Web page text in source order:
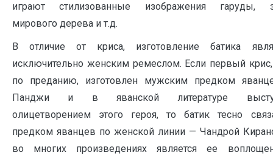
играют стилизованные изображения гаруды,
мирового дерева и т.д.
В отличие от криса, изготовление батика
исключительно женским ремеслом. Если первый
по преданию, изготовлен мужским предком
Панджи и в яванской литературе
олицетворением этого героя, то батик тесно
предком яванцев по женской линии — Чандрой
во многих произведениях является ее